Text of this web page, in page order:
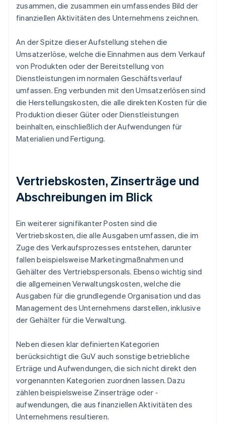
zusammen, die zusammen ein umfassendes Bild der
finanziellen Aktivitäten des Unternehmens zeichnen.
An der Spitze dieser Aufstellung stehen die
Umsatzerlöse, welche die Einnahmen aus dem Verkauf
von Produkten oder der Bereitstellung von
Dienstleistungen im normalen Geschäftsverlauf
umfassen. Eng verbunden mit den Umsatzerlösen sind
die Herstellungskosten, die alle direkten Kosten für die
Produktion dieser Güter oder Dienstleistungen
beinhalten, einschließlich der Aufwendungen für
Materialien und Fertigung.
Vertriebskosten, Zinserträge und
Abschreibungen im Blick
Ein weiterer signifikanter Posten sind die
Vertriebskosten, die alle Ausgaben umfassen, die im
Zuge des Verkaufsprozesses entstehen, darunter
fallen beispielsweise Marketingmaßnahmen und
Gehälter des Vertriebspersonals. Ebenso wichtig sind
die allgemeinen Verwaltungskosten, welche die
Ausgaben für die grundlegende Organisation und das
Management des Unternehmens darstellen, inklusive
der Gehälter für die Verwaltung.
Neben diesen klar definierten Kategorien
berücksichtigt die GuV auch sonstige betriebliche
Erträge und Aufwendungen, die sich nicht direkt den
vorgenannten Kategorien zuordnen lassen. Dazu
zählen beispielsweise Zinserträge oder -
aufwendungen, die aus finanziellen Aktivitäten des
Unternehmens resultieren.